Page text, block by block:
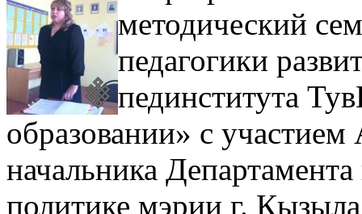
методический
педагогики
пединститута
образовании» с
начальника
политике мэрии г.